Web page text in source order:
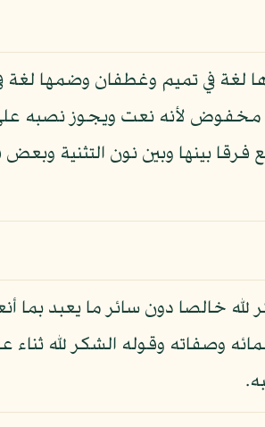
في تميم وغطفان وضمها لغة
الحلم وقوله: لله مخفوض بالإضافة ورب العالمين ( 3 ) مخفوض
بينها وبين نون التثنية
لله خالصا دون سائر ما يعبد
عليه بأسمائه وصفاته وقوله الشكر لله